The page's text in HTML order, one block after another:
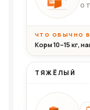
20кг
ОТ
ЧТО ОБЫЧНО
Корм 10–15 кг,
ТЯЖЁЛЫЙ